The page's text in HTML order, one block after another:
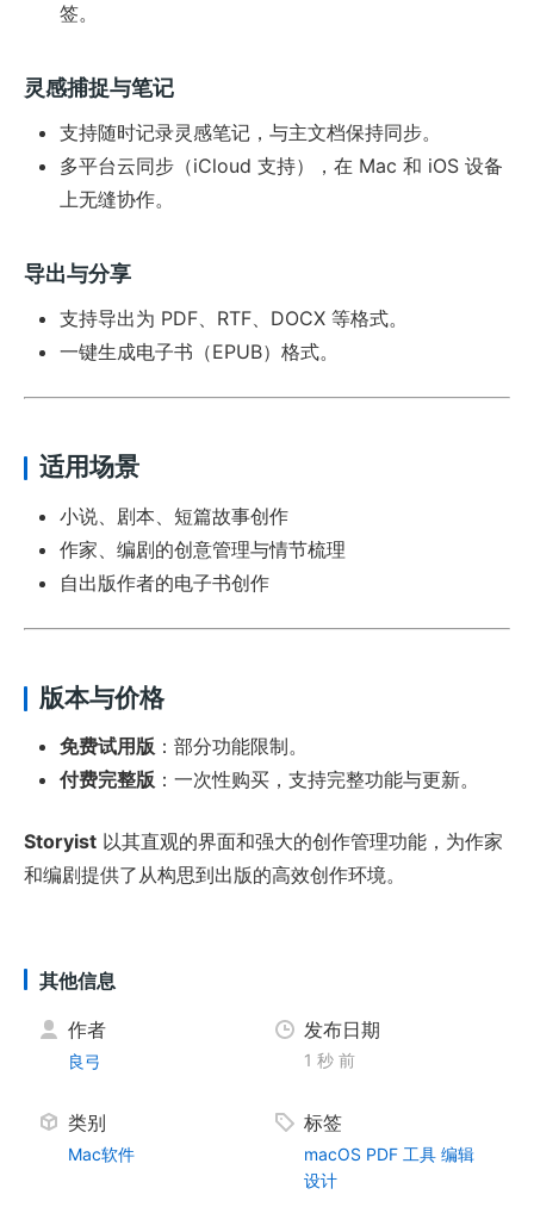
签。
灵感捕捉与笔记
支持随时记录灵感笔记，与主文档保持同步。
多平台云同步（iCloud 支持），在 Mac 和 iOS 设备
上无缝协作。
导出与分享
支持导出为 PDF、RTF、DOCX 等格式。
一键生成电子书（EPUB）格式。
适用场景
小说、剧本、短篇故事创作
作家、编剧的创意管理与情节梳理
自出版作者的电子书创作
版本与价格
免费试用版 ：部分功能限制。
付费完整版 ：一次性购买，支持完整功能与更新。
Storyist 以其直观的界面和强大的创作管理功能，为作家
和编剧提供了从构思到出版的高效创作环境。
其他信息
作者
良弓
发布日期
1 秒 前
类别
Mac软件
标签
macOS PDF 工具 编辑
设计